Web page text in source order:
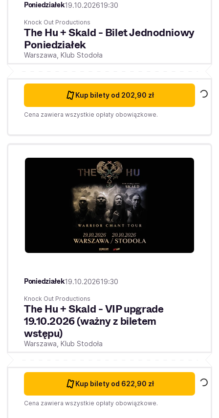
Poniedziałek19.10.202619:30
Knock Out Productions
The Hu + Skald - Bilet Jednodniowy
Poniedziałek
Warszawa, Klub Stodoła
Kup bilety od 202,90 zł
Cena zawiera wszystkie opłaty obowiązkowe.
Poniedziałek19.10.202619:30
Knock Out Productions
The Hu + Skald - VIP upgrade
19.10.2026 (ważny z biletem
wstępu)
Warszawa, Klub Stodoła
Kup bilety od 622,90 zł
Cena zawiera wszystkie opłaty obowiązkowe.